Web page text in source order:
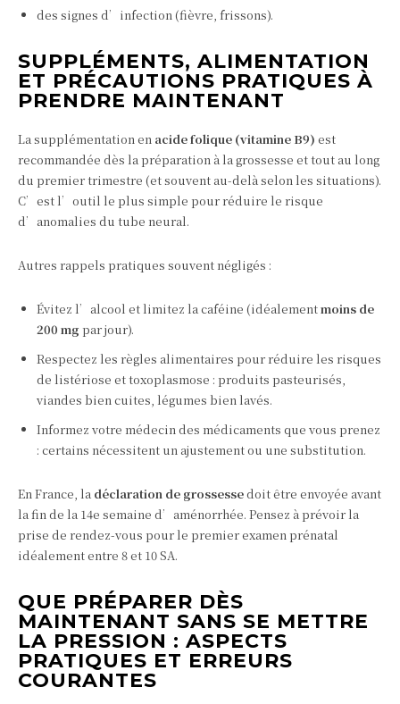
des signes d’infection (fièvre, frissons).
SUPPLÉMENTS, ALIMENTATION
ET PRÉCAUTIONS PRATIQUES À
PRENDRE MAINTENANT
La supplémentation en acide folique (vitamine B9) est
recommandée dès la préparation à la grossesse et tout au long
du premier trimestre (et souvent au-delà selon les situations).
C’est l’outil le plus simple pour réduire le risque
d’anomalies du tube neural.
Autres rappels pratiques souvent négligés :
Évitez l’alcool et limitez la caféine (idéalementmoins de
200 mg par jour).
Respectez les règles alimentaires pour réduire les risques
de listériose et toxoplasmose : produits pasteurisés,
viandes bien cuites, légumes bien lavés.
Informez votre médecin des médicaments que vous prenez
: certains nécessitent un ajustement ou une substitution.
En France, la déclaration de grossessedoit être envoyée avant
la fin de la 14e semaine d’aménorrhée. Pensez à prévoir la
prise de rendez‑vous pour le premier examen prénatal
idéalement entre 8 et 10 SA.
QUE PRÉPARER DÈS
MAINTENANT SANS SE METTRE
LA PRESSION : ASPECTS
PRATIQUES ET ERREURS
COURANTES